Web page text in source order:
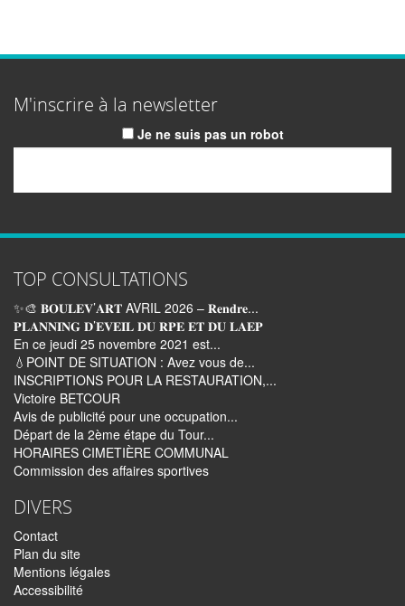
M'inscrire à la newsletter
Je ne suis pas un robot
TOP CONSULTATIONS
✨🎨 𝐁𝐎𝐔𝐋𝐄𝐕’𝐀𝐑𝐓 AVRIL 2026 – 𝐑𝐞𝐧𝐝𝐫𝐞...
𝐏𝐋𝐀𝐍𝐍𝐈𝐍𝐆 𝐃’𝐄𝐕𝐄𝐈𝐋 𝐃𝐔 𝐑𝐏𝐄 𝐄𝐓 𝐃𝐔 𝐋𝐀𝐄𝐏
En ce jeudi 25 novembre 2021 est...
💧POINT DE SITUATION : Avez vous de...
INSCRIPTIONS POUR LA RESTAURATION,...
Victoire BETCOUR
Avis de publicité pour une occupation...
Départ de la 2ème étape du Tour...
HORAIRES CIMETIÈRE COMMUNAL
Commission des affaires sportives
DIVERS
Contact
Plan du site
Mentions légales
Accessibilité